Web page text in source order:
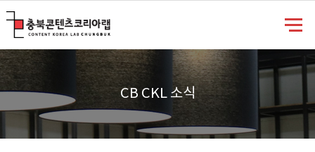
CB CKL 소식